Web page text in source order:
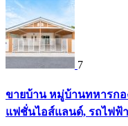
7
ขายบ้าน หมู่บ้านทหารกอ
แฟชั่นไอส์แลนด์, รถไฟฟ้า